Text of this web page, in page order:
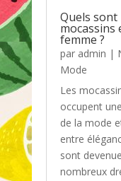
Quels sont
femme ?
par admin |
Mode
Les
occupent
de la mode
entre
sont
nombreux